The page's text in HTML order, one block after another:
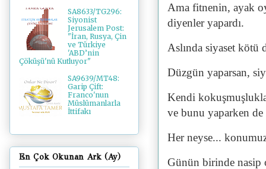
Ama fitnenin, ayak
diyenler yapardı.
Aslında siyaset
Düzgün yaparsan,
Kendi
ve bunu yaparken
Her neyse...
Günün birinde nasip
SA8633/TG296:
Siyonist
Jerusalem Post:
"İran, Rusya, Çin
ve Türkiye
'ABD’nin
Çöküşü'nü Kutluyor"
SA9639/MT48:
Garip Çift:
Franco'nun
Müslümanlarla
İttifakı
En Çok Okunan Ark (Ay)